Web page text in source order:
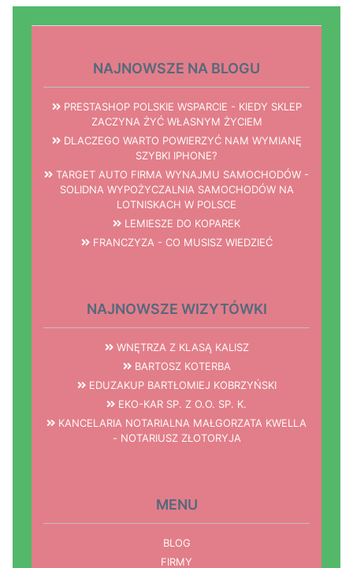
NAJNOWSZE NA BLOGU
PRESTASHOP POLSKIE WSPARCIE - KIEDY SKLEP
ZACZYNA ŻYĆ WŁASNYM ŻYCIEM
DLACZEGO WARTO POWIERZYĆ NAM WYMIANĘ
SZYBKI IPHONE?
TARGET AUTO FIRMA WYNAJMU SAMOCHODÓW -
SOLIDNA WYPOŻYCZALNIA SAMOCHODÓW NA
LOTNISKACH W POLSCE
LEMIESZE DO KOPAREK
FRANCZYZA - CO MUSISZ WIEDZIEĆ
NAJNOWSZE WIZYTÓWKI
WNĘTRZA Z KLASĄ KALISZ
BARTOSZ KOTERBA
EDUZAKUP BARTŁOMIEJ KOBRZYŃSKI
EKO-KAR SP. Z O.O. SP. K.
KANCELARIA NOTARIALNA MAŁGORZATA KWELLA
- NOTARIUSZ ZŁOTORYJA
MENU
BLOG
FIRMY